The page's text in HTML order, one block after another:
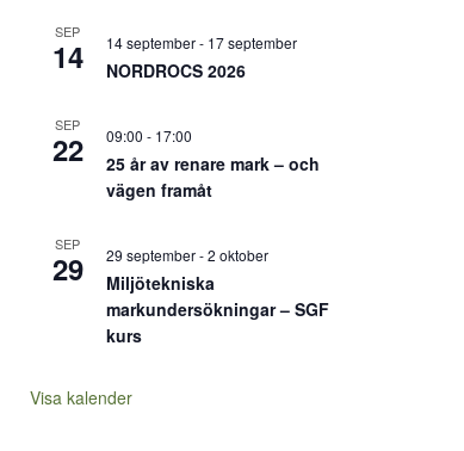
SEP
14 14 september- 17 september
NORDROCS 2026
SEP
22 09:00 - 17:00
25 år av renare mark – och
vägen framåt
SEP
29 29 september-2 oktober
Miljötekniska
markundersökningar – SGF
kurs
Visa kalender